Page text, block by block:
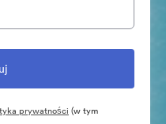
prywatności (w tym